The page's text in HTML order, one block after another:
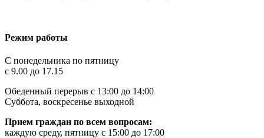
Режим работы
C понедельника по пятницу
с 9.00 до 17.15
Обеденный перерыв с 13:00 до 14:00
Суббота, воскресенье выходной
Прием граждан по всем вопросам:
каждую среду, пятницу с 15:00 до 17:00